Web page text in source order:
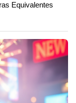
Equivalentes